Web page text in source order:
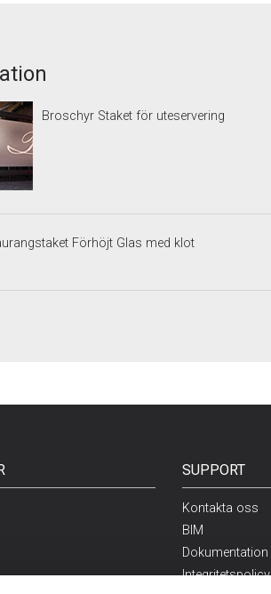
Broschyr Staket för uteservering
Förhöjt Glas med klot
SUPPORT
Kontakta oss
BIM
Dokumentation
Integritetspolicy